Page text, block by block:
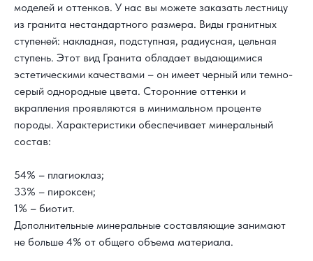
моделей и оттенков. У нас вы можете заказать лестницу
из гранита нестандартного размера. Виды гранитных
ступеней: накладная, подступная, радиусная, цельная
ступень. Этот вид Гранита обладает выдающимися
эстетическими качествами – он имеет черный или темно-
серый однородные цвета. Сторонние оттенки и
вкрапления проявляются в минимальном проценте
породы. Характеристики обеспечивает минеральный
состав:
54% – плагиоклаз;
33% – пироксен;
1% – биотит.
Дополнительные минеральные составляющие занимают
не больше 4% от общего объема материала.